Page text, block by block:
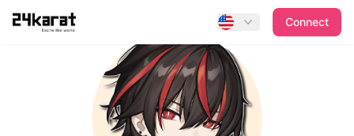
あーるくん ガストコラボオリジナルシュチュエーションボイ
Connect